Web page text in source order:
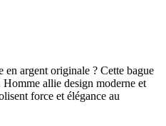
en argent originale ? Cette bague
allie design moderne et
force et élégance au